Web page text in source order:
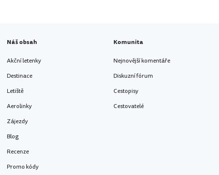
Náš obsah
Akční letenky
Destinace
Letiště
Aerolinky
Zájezdy
Blog
Recenze
Promo kódy
Komunita
Nejnovější komentáře
Diskuzní fórum
Cestopisy
Cestovatelé